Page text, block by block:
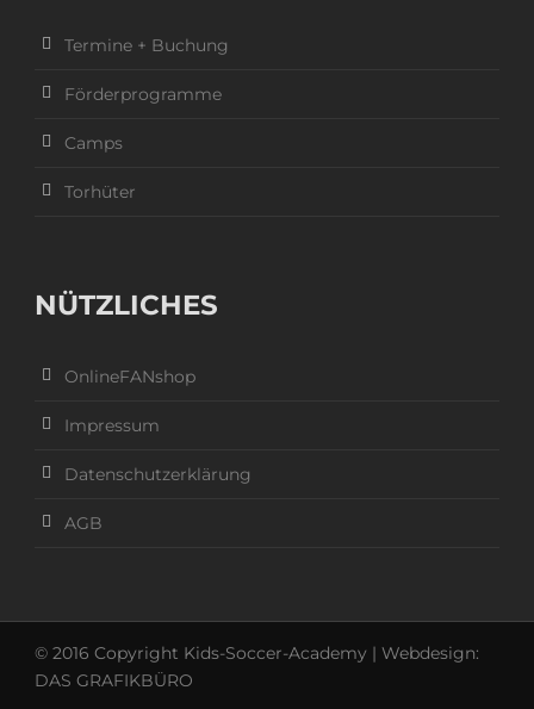
Termine + Buchung
Förderprogramme
Camps
Torhüter
NÜTZLICHES
OnlineFANshop
Impressum
Datenschutzerklärung
AGB
© 2016 Copyright Kids-Soccer-Academy | Webdesign:
DAS GRAFIKBÜRO